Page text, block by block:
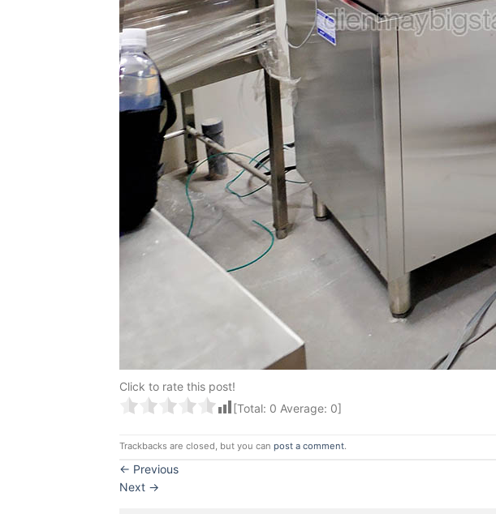
Click to rate this post!
[Total: 0 Average: 0]
Trackbacks are closed, but you can post a comment.
← Previous
Next →